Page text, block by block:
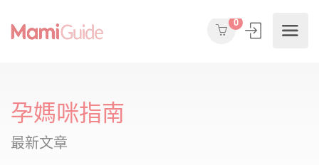
0
孕媽咪指南
最新文章